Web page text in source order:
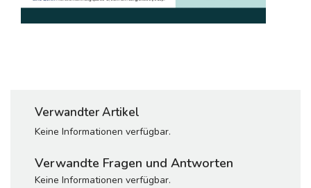
Verwandter Artikel
Keine Informationen verfügbar.
Verwandte Fragen und Antworten
Keine Informationen verfügbar.